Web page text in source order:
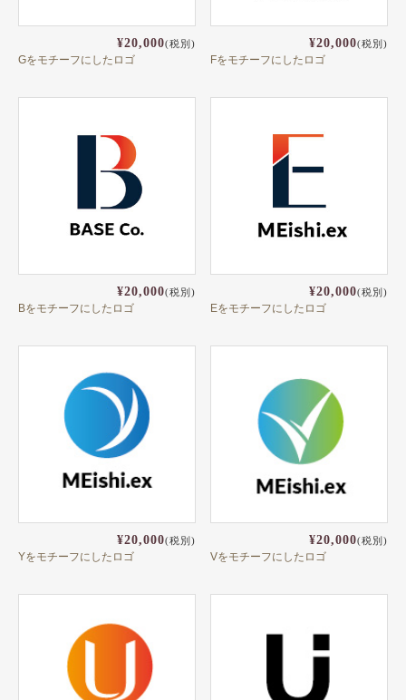
¥20,000(税別)
Gをモチーフにしたロゴ
¥20,000(税別)
Fをモチーフにしたロゴ
¥20,000(税別)
Bをモチーフにしたロゴ
¥20,000(税別)
Eをモチーフにしたロゴ
¥20,000(税別)
Yをモチーフにしたロゴ
¥20,000(税別)
Vをモチーフにしたロゴ